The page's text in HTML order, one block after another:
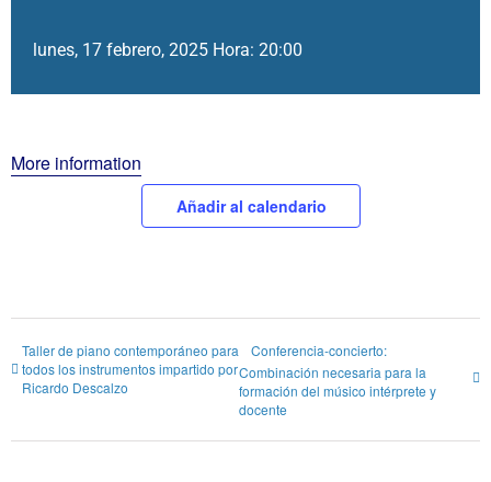
lunes, 17 febrero, 2025 Hora: 20:00
More information
Añadir al calendario
Taller de piano contemporáneo para
todos los instrumentos impartido por
Ricardo Descalzo
Conferencia-concierto:
Combinación necesaria para la
formación del músico intérprete y
docente